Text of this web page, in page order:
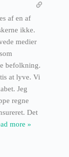
af en af
ikke.
medier
befolkning.
at lyve. Vi
Jeg
regne
Det
more »